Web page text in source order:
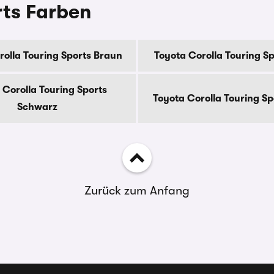
Farben
Touring Sports Braun Toyota Corolla Touring
Corolla Touring Sports
Schwarz
Toyota Corolla Touring
Zurück zum Anfang